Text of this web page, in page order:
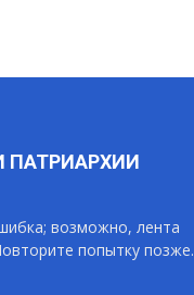
ПАТРИАРХИИ
возможно, лента
попытку позже.